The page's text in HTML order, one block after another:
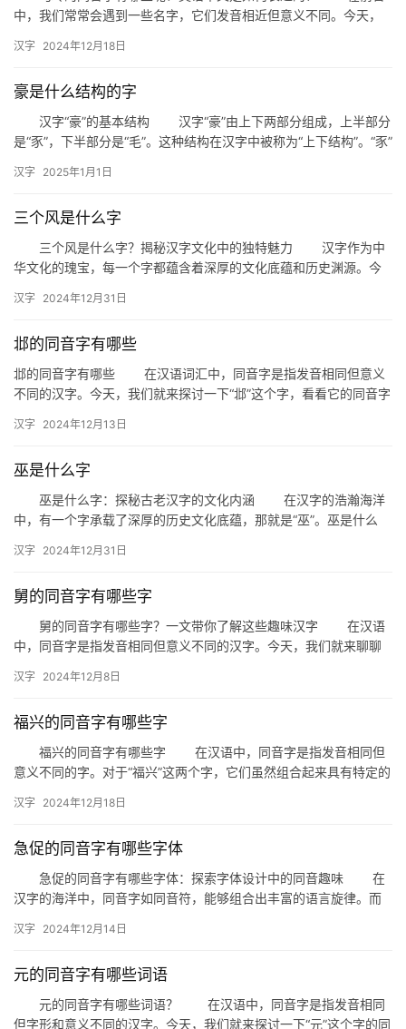
音
中，我们常常会遇到一些名字，它们发音相近但意义不同。今天，
表…
汉字 2024年12月18日
豪是什么结构的字
汉字“豪”的基本结构 汉字“豪”由上下两部分组成，上半部分
是“豕”，下半部分是“毛”。这种结构在汉字中被称为“上下结构”。“豕”
汉字 2025年1月1日
三个风是什么字
三个风是什么字？揭秘汉字文化中的独特魅力 汉字作为中
华文化的瑰宝，每一个字都蕴含着深厚的文化底蕴和历史渊源。今
个…
汉字 2024年12月31日
邶的同音字有哪些
邶的同音字有哪些 在汉语词汇中，同音字是指发音相同但意义
不同的汉字。今天，我们就来探讨一下“邶”这个字，看看它的同音字
汉字 2024年12月13日
巫是什么字
巫是什么字：探秘古老汉字的文化内涵 在汉字的浩瀚海洋
中，有一个字承载了深厚的历史文化底蕴，那就是“巫”。巫是什么
化…
汉字 2024年12月31日
舅的同音字有哪些字
舅的同音字有哪些字？一文带你了解这些趣味汉字 在汉语
中，同音字是指发音相同但意义不同的汉字。今天，我们就来聊聊
汉字 2024年12月8日
福兴的同音字有哪些字
福兴的同音字有哪些字 在汉语中，同音字是指发音相同但
意义不同的字。对于“福兴”这两个字，它们虽然组合起来具有特定的
汉字 2024年12月18日
急促的同音字有哪些字体
急促的同音字有哪些字体：探索字体设计中的同音趣味 在
汉字的海洋中，同音字如同音符，能够组合出丰富的语言旋律。而
的艺…
汉字 2024年12月14日
元的同音字有哪些词语
元的同音字有哪些词语？ 在汉语中，同音字是指发音相同
但字形和意义不同的汉字。今天，我们就来探讨一下“元”这个字的同